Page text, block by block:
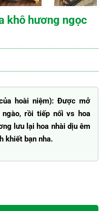
khô hương ngọc
hoài niệm): Được mở
rồi tiếp nối vs hoa
lưu lại hoa nhài dịu êm
khiết bạn nha.
lan tây T05-2 số lượng